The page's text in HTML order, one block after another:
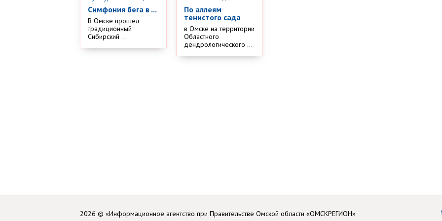
Симфония бега в ...
В Омске прошел
традиционный
Сибирский ...
По аллеям
тенистого сада
в Омске на территории
Областного
дендрологического ...
2026 © «Информационное агентство при Правительстве Омской области «ОМСКРЕГИОН»